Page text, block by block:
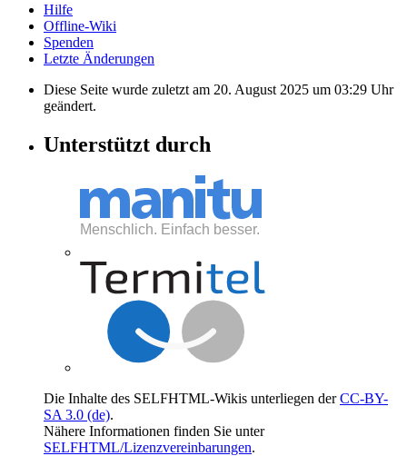
Hilfe
Offline-Wiki
Spenden
Letzte Änderungen
Diese Seite wurde zuletzt am 20. August 2025 um 03:29 Uhr
geändert.
Unterstützt durch
Die Inhalte des SELFHTML-Wikis unterliegen derCC-BY-
SA 3.0 (de).
Nähere Informationen finden Sie unter
SELFHTML/Lizenzvereinbarungen.